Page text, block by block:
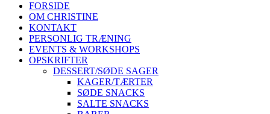
FORSIDE
OM CHRISTINE
KONTAKT
PERSONLIG TRÆNING
EVENTS & WORKSHOPS
OPSKRIFTER
DESSERT/SØDE SAGER
KAGER/TÆRTER
SØDE SNACKS
SALTE SNACKS